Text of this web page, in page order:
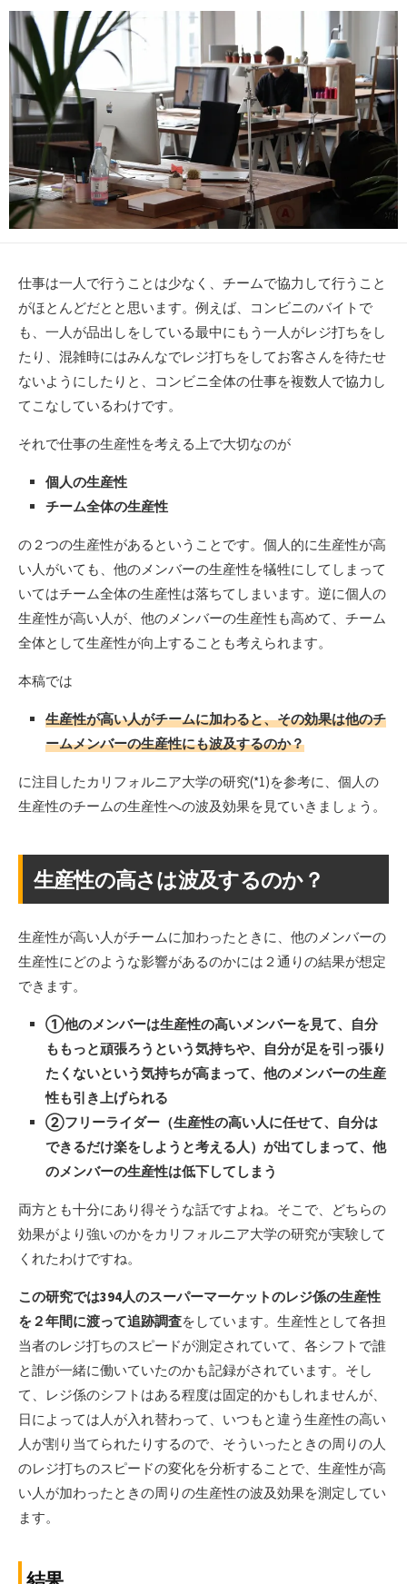
日
更
新
日
者
仕事は一人で行うことは少なく、チームで協力して行うこと
がほとんどだとと思います。例えば、コンビニのバイトで
も、一人が品出しをしている最中にもう一人がレジ打ちをし
たり、混雑時にはみんなでレジ打ちをしてお客さんを待たせ
ないようにしたりと、コンビニ全体の仕事を複数人で協力し
てこなしているわけです。
それで仕事の生産性を考える上で大切なのが
個人の生産性
チーム全体の生産性
の２つの生産性があるということです。個人的に生産性が高
い人がいても、他のメンバーの生産性を犠牲にしてしまって
いてはチーム全体の生産性は落ちてしまいます。逆に個人の
生産性が高い人が、他のメンバーの生産性も高めて、チーム
全体として生産性が向上することも考えられます。
本稿では
生産性が高い人がチームに加わると、その効果は他のチ
ームメンバーの生産性にも波及するのか？
に注目したカリフォルニア大学の研究(*1)を参考に、個人の
生産性のチームの生産性への波及効果を見ていきましょう。
生産性の高さは波及するのか？
生産性が高い人がチームに加わったときに、他のメンバーの
生産性にどのような影響があるのかには２通りの結果が想定
できます。
①他のメンバーは生産性の高いメンバーを見て、自分
ももっと頑張ろうという気持ちや、自分が足を引っ張り
たくないという気持ちが高まって、他のメンバーの生産
性も引き上げられる
②フリーライダー（生産性の高い人に任せて、自分は
できるだけ楽をしようと考える人）が出てしまって、他
のメンバーの生産性は低下してしまう
両方とも十分にあり得そうな話ですよね。そこで、どちらの
効果がより強いのかをカリフォルニア大学の研究が実験して
くれたわけですね。
この研究では394人のスーパーマーケットのレジ係の生産性
を２年間に渡って追跡調査をしています。生産性として各担
当者のレジ打ちのスピードが測定されていて、各シフトで誰
と誰が一緒に働いていたのかも記録がされています。そし
て、レジ係のシフトはある程度は固定的かもしれませんが、
日によっては人が入れ替わって、いつもと違う生産性の高い
人が割り当てられたりするので、そういったときの周りの人
のレジ打ちのスピードの変化を分析することで、生産性が高
い人が加わったときの周りの生産性の波及効果を測定してい
ます。